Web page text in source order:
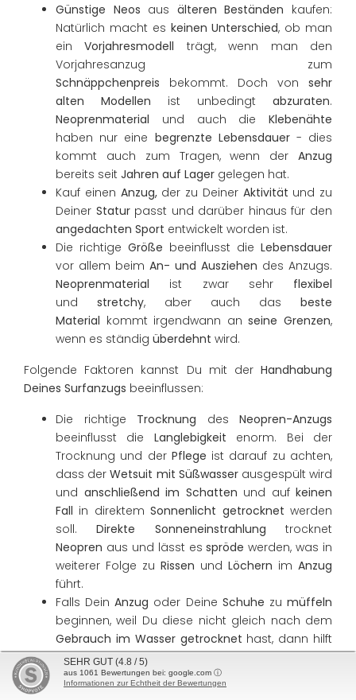
Günstige Neos aus älteren Beständen kaufen:
Natürlich macht es keinen Unterschied, ob man
einVorjahresmodell trägt, wenn man den
Vorjahresanzug zum
Schnäppchenpreis bekommt. Doch von sehr
alten Modellen ist unbedingt abzuraten.
Neoprenmaterial und auch die Klebenähte
haben nur eine begrenzte Lebensdauer- dies
kommt auch zum Tragen, wenn der Anzug
bereits seit Jahren auf Lager gelegen hat.
Kauf einen Anzug,der zu Deiner Aktivität und zu
Deiner Statur passt und darüber hinaus für den
angedachten Sport entwickelt worden ist.
Die richtige Größe beeinflusst die Lebensdauer
vor allem beim An- und Ausziehen des Anzugs.
Neoprenmaterial ist zwar sehrflexibel
und stretchy, aber auch das beste
Material kommt irgendwann anseine Grenzen,
wenn es ständig überdehnt wird.
Folgende Faktoren kannst Du mit der Handhabung
Deines Surfanzugs beeinflussen:
Die richtige Trocknung des Neopren-Anzugs
beeinflusst die Langlebigkeit enorm. Bei der
Trocknung und derPflege ist darauf zu achten,
dass derWetsuit mit Süßwasserausgespült wird
und anschließend im Schatten und auf keinen
Fall in direktem Sonnenlicht getrocknetwerden
soll.Direkte Sonneneinstrahlung trocknet
Neopren aus und lässt esspröde werden, was in
weiterer Folge zu Rissen und Löchern im Anzug
führt.
Falls DeinAnzug oder Deine Schuhe zumüffeln
beginnen, weil Du diese nicht gleich nach dem
Gebrauch im Wasser getrocknet hast, dann hilft
nurNeo Shampoooder ein entsprechendesDeo,
um den üblenGeruchwieder
SEHR GUT (4.8 / 5)
aus 1061 Bewertungen bei: google.com ⓘ
Informationen zur Echtheit der Bewertungen